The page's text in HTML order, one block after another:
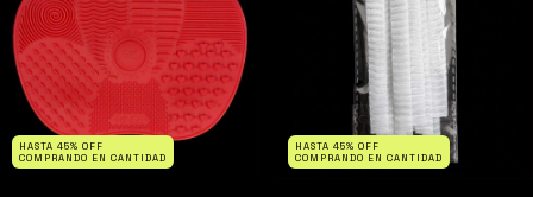
HASTA 45% OFF
COMPRANDO EN CANTIDAD
HASTA 45% OFF
COMPRANDO EN CANTIDAD